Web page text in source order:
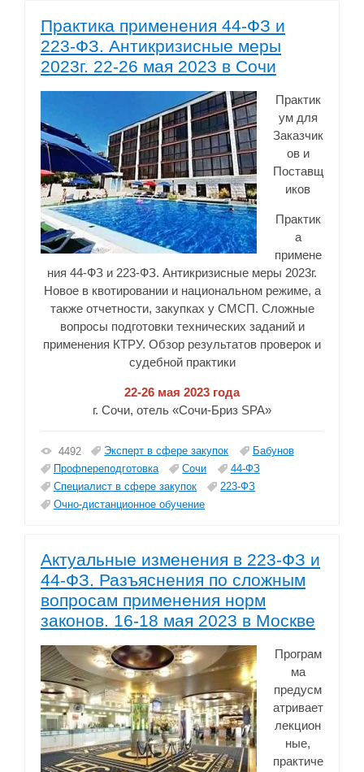
Практика применения 44-ФЗ и
223-ФЗ. Антикризисные меры
2023г. 22-26 мая 2023 в Сочи
Практик
ум для
Заказчик
ов и
Поставщ
иков
Практик
а
примене
ния 44-ФЗ и 223-ФЗ. Антикризисные меры 2023г.
Новое в квотировании и национальном режиме, а
также отчетности, закупках у СМСП. Сложные
вопросы подготовки технических заданий и
применения КТРУ. Обзор результатов проверок и
судебной практики
22-26 мая 2023 года
г. Сочи, отель «Сочи-Бриз SPA»
4492 Эксперт в сфере закупок
Бабунов
Профпереподготовка
Сочи
44-ФЗ
Специалист в сфере закупок
223-ФЗ
Очно-дистанционное обучение
Актуальные изменения в 223-ФЗ и
44-ФЗ. Разъяснения по сложным
вопросам применения норм
законов. 16-18 мая 2023 в Москве
Програм
ма
предусм
атривает
лекцион
ные,
практиче